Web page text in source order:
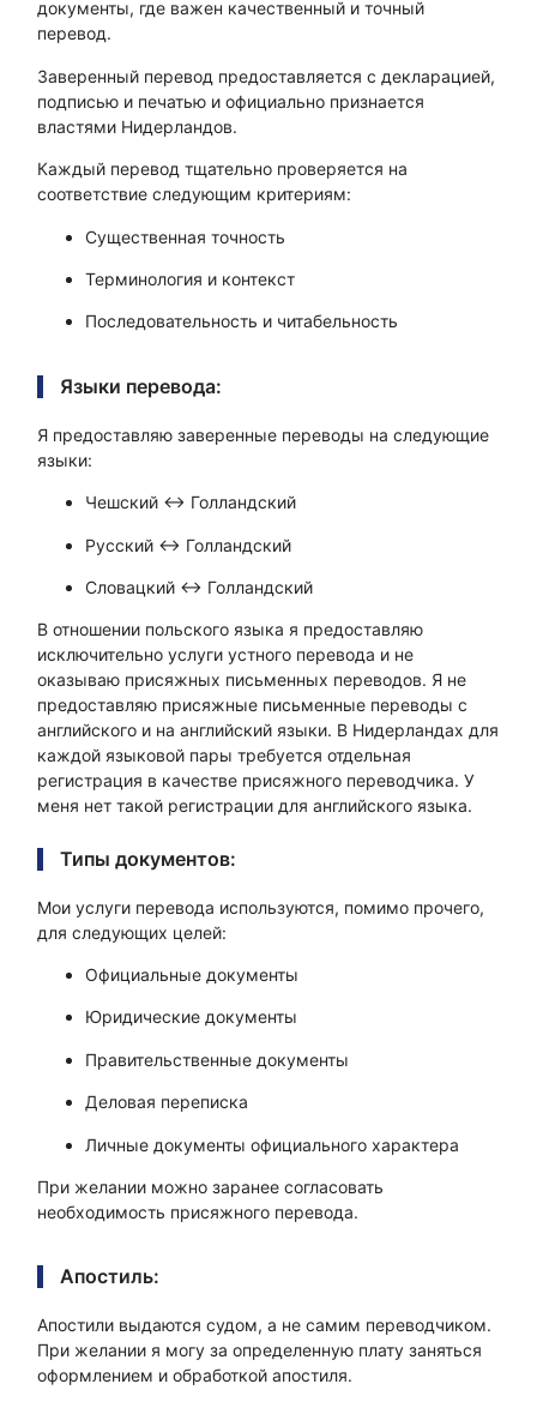
документы, где важен качественный и точный
перевод.
Заверенный перевод предоставляется с декларацией,
подписью и печатью и официально признается
властями Нидерландов.
Каждый перевод тщательно проверяется на
соответствие следующим критериям:
Существенная точность
Терминология и контекст
Последовательность и читабельность
Языки перевода:
Я предоставляю заверенные переводы на следующие
языки:
Чешский ↔ Голландский
Русский ↔ Голландский
Словацкий ↔ Голландский
В отношении польского языка я предоставляю
исключительно услуги устного перевода и не
оказываю присяжных письменных переводов. Я не
предоставляю присяжные письменные переводы с
английского и на английский языки. В Нидерландах для
каждой языковой пары требуется отдельная
регистрация в качестве присяжного переводчика. У
меня нет такой регистрации для английского языка.
Типы документов:
Мои услуги перевода используются, помимо прочего,
для следующих целей:
Официальные документы
Юридические документы
Правительственные документы
Деловая переписка
Личные документы официального характера
При желании можно заранее согласовать
необходимость присяжного перевода.
Апостиль:
Апостили выдаются судом, а не самим переводчиком.
При желании я могу за определенную плату заняться
оформлением и обработкой апостиля.